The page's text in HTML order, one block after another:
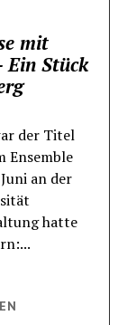
mit
Ein Stück
der Titel
Ensemble
an der
hatte